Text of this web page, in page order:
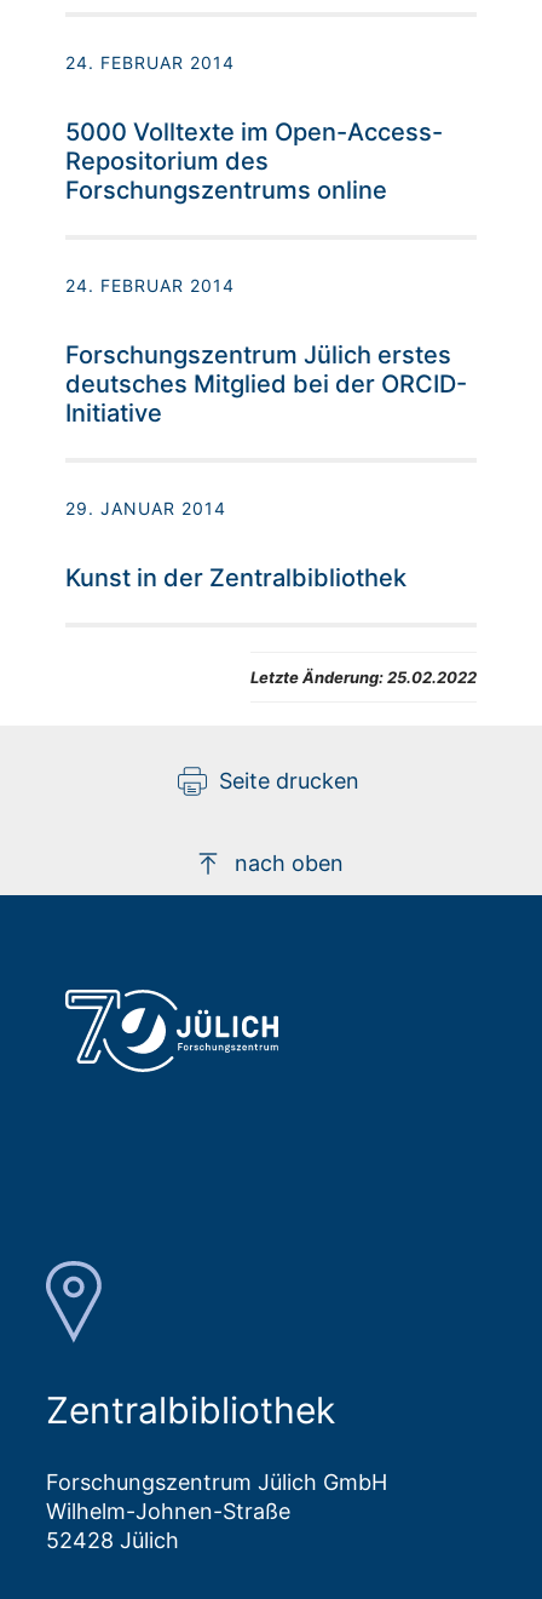
24. FEBRUAR 2014
5000 Volltexte im Open-Access-
Repositorium des
Forschungszentrums online
24. FEBRUAR 2014
Forschungszentrum Jülich erstes
deutsches Mitglied bei der ORCID-
Initiative
29. JANUAR 2014
Kunst in der Zentralbibliothek
Letzte Änderung:25.02.2022
Seite drucken
nach oben
Zentralbibliothek
Forschungszentrum Jülich GmbH
Wilhelm-Johnen-Straße
52428 Jülich